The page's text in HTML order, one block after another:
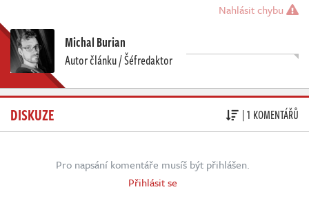
Nahlásit chybu
Michal Burian
Autor článku / Šéfredaktor
DISKUZE | 1 KOMENTÁŘŮ
Pro napsání komentáře musíš být přihlášen.
Přihlásit se